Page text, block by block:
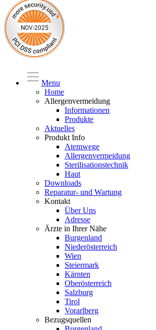
Menu
Home
Allergenvermeidung
Informationen
Produkte
Aktuelles
Produkt Info
Atemwege
Allergenvermeidung
Sterilisationstechnik
Haut
Downloads
Reparatur- und Wartung
Kontakt
Über Uns
Adresse
Ärzte in Ihrer Nähe
Burgenland
Niederösterreich
Wien
Steiermark
Kärnten
Oberösterreich
Salzburg
Tirol
Vorarlberg
Bezugsquellen